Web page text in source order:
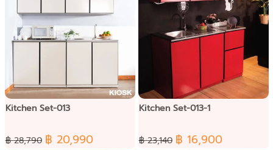
Kitchen Set-013
฿ 28,790 ฿ 20,990
Kitchen Set-013-1
฿ 23,140 ฿ 16,900